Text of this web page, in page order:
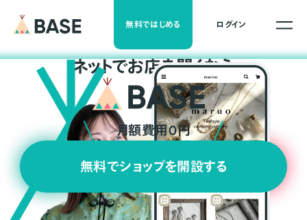
無料ではじめる ログイン
ネットでお店を開くなら
月額費用0円
無料でショップを開設する